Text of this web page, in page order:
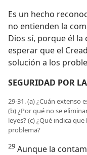
Es un hecho
no entienden la
Dios sí, porque él la
esperar que el
solución a los
SEGURIDAD POR
29-31. (a) ¿Cuán extenso
(b) ¿Por qué no se
leyes? (c) ¿Qué indica
problema?
29 Aunque la